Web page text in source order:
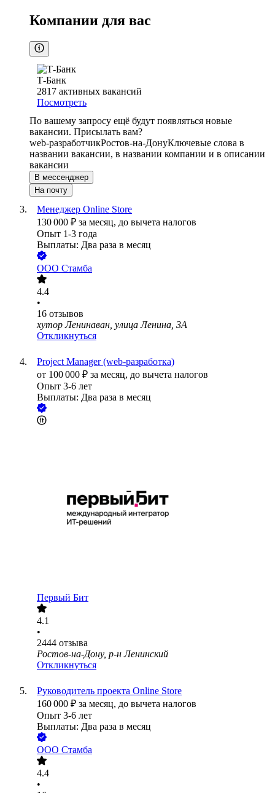
Компании для вас
Т-Банк
2817 активных вакансий
Посмотреть
По вашему запросу ещё будут появляться новые
вакансии. Присылать вам?
web-разработчикРостов-на-ДонуКлючевые слова в
названии вакансии, в названии компании и в описании
вакансии
В мессенджер
На почту
Менеджер Online Store
130 000 ₽ за месяц, до вычета налогов
Опыт 1-3 года
Выплаты: Два раза в месяц
ООО Стамба
4.4
•
16 отзывов
хутор Ленинаван, улица Ленина, 3А
Откликнуться
Project Manager (web-разработка)
от 100 000 ₽ за месяц, до вычета налогов
Опыт 3-6 лет
Выплаты: Два раза в месяц
Первый Бит
4.1
•
2444 отзыва
Ростов-на-Дону, р-н Ленинский
Откликнуться
Руководитель проекта Online Store
160 000 ₽ за месяц, до вычета налогов
Опыт 3-6 лет
Выплаты: Два раза в месяц
ООО Стамба
4.4
•